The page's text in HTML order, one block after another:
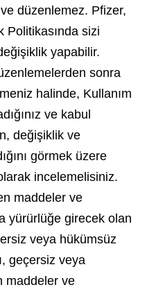
düzenlemez. Pfizer,
Politikasında sizi
yapabilir.
sonra
halinde, Kullanım
ve kabul
değişiklik ve
görmek üzere
incelemelisiniz.
maddeler ve
yürürlüğe girecek olan
veya hükümsüz
geçersiz veya
maddeler ve